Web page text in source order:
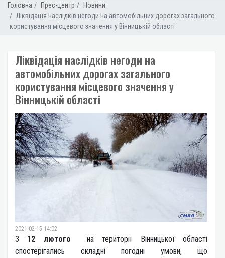
Головна Прес-центр
Новини
Ліквідація наслідків негоди на автомобільних дорогах загального
користування місцевого значення у Вінницькій області
Ліквідація наслідків негоди на
автомобільних дорогах загального
користування місцевого значення у
Вінницькій області
2021-02-15 14:02
З 12 лютогона території Вінницької області
спостерігались складні погодні умови, що